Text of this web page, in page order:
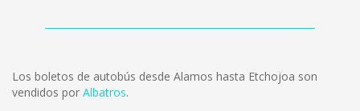
Los boletos de autobús desde Alamos hasta Etchojoa son
vendidos por Albatros.